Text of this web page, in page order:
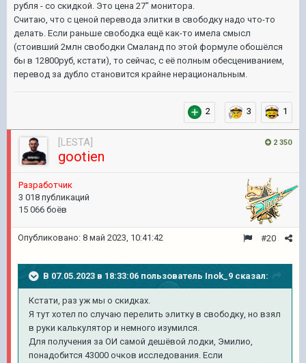
рубля - со скидкой. Это цена 27" монитора.
Считаю, что с ценой перевода элитки в свободку надо что-то
делать. Если раньше свободка ещё как-то имела смысл
(стоивший 2млн свободки Смаланд по этой формуле обошёлся
бы в 12800руб, кстати), то сейчас, с её полным обесцениванием,
перевод за дубло становится крайне нерациональным.
2 3 1
2 350
[LESTA]
gootien
Pазработчик
3 018 публикаций
15 066 боёв
#20
Опубликовано: 8 май 2023, 10:41:42
В 07.05.2023 в 18:33:06 пользователь Inok_9 сказал:
Кстати, раз уж мы о скидках.
Я тут хотел по случаю перелить элитку в свободку, но взял
в руки калькулятор и немного изумился.
Для получения за ОИ самой дешёвой лодки, Эмилио,
понадобится 43000 очков исследования. Если